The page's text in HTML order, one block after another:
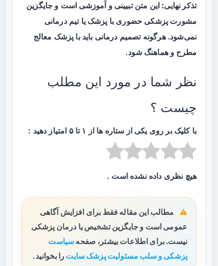
تذکر نهایی: این متن تبیینی و آموزشی است و جایگزین
مشورت پزشکی حضوری با پزشک یا تیم درمانی
نمی‌شود. هرگونه تصمیم درمانی باید با پزشک معالج
مطرح و هماهنگ شود.
نظر شما در مورد این مطلب
چیست ؟
با کلیک بر روی یکی از ستاره ها از ۱ تا ۵ امتیاز دهید :
هیچ نظری داده نشده است .
مطالب این مقاله فقط برای افزایش آگاهی
عمومی است و جایگزین تشخیص یا درمان پزشکی
نیست. برای اطلاعات بیشتر، صفحه سیاست
پزشکی و سلب مسئولیت پزشک سایت را بخوانید.